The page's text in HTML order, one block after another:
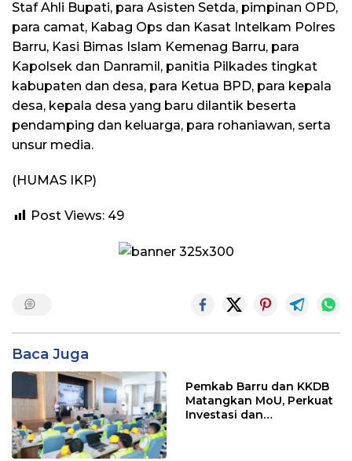
Staf Ahli Bupati, para Asisten Setda, pimpinan OPD,
para camat, Kabag Ops dan Kasat Intelkam Polres
Barru, Kasi Bimas Islam Kemenag Barru, para
Kapolsek dan Danramil, panitia Pilkades tingkat
kabupaten dan desa, para Ketua BPD, para kepala
desa, kepala desa yang baru dilantik beserta
pendamping dan keluarga, para rohaniawan, serta
unsur media.
(HUMAS IKP)
Post Views: 49
Baca Juga
Pemkab Barru dan KKDB
Matangkan MoU, Perkuat
Investasi dan